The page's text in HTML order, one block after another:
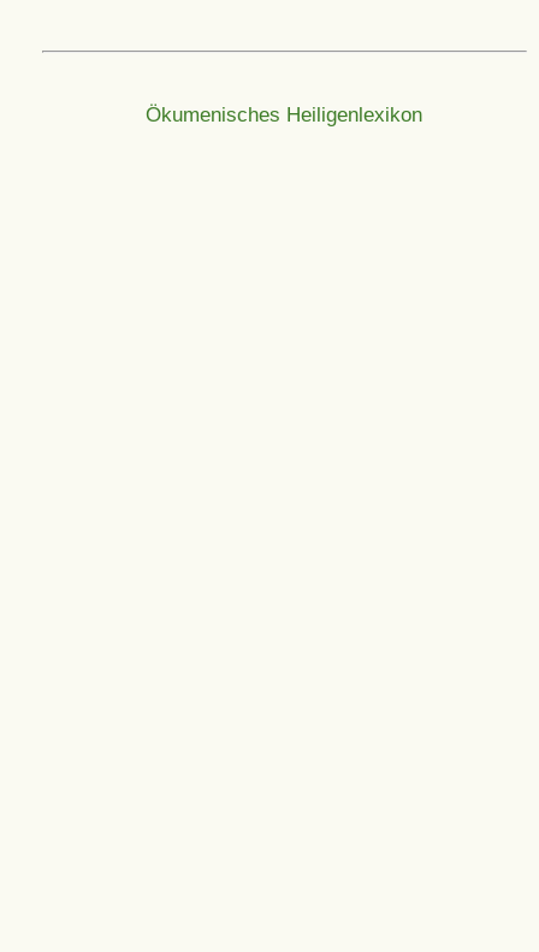
Ökumenisches Heiligenlexikon